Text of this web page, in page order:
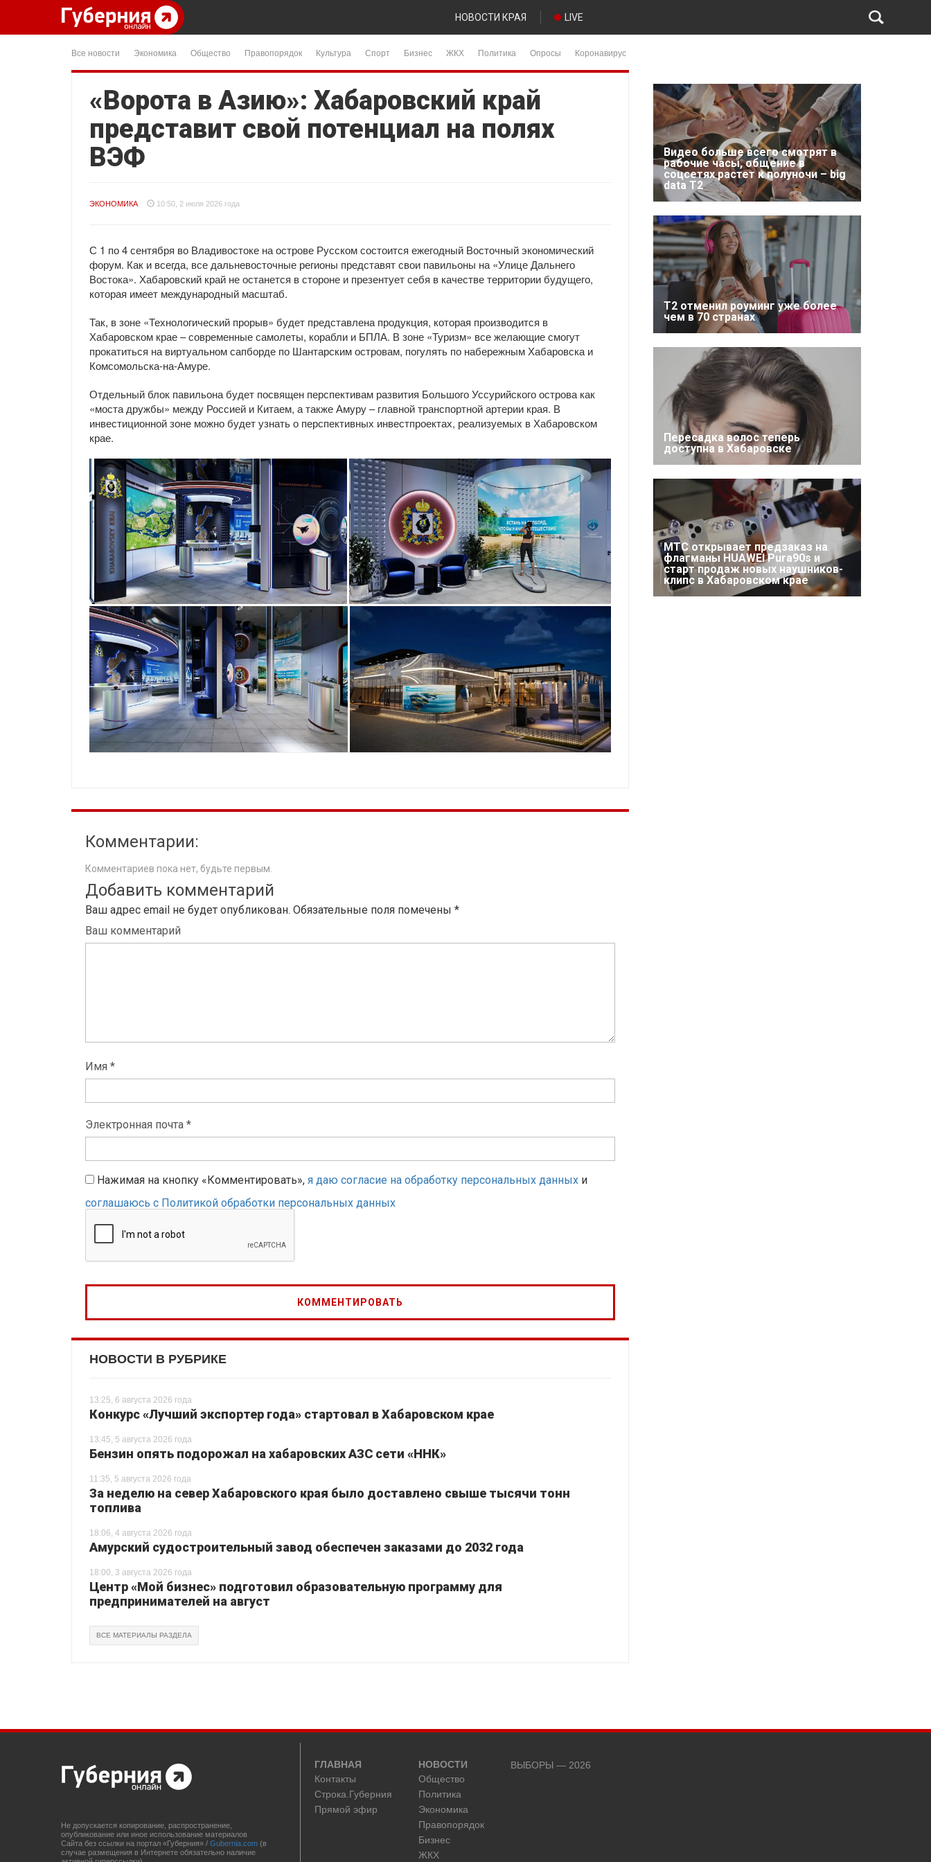
НОВОСТИ КРАЯ LIVE
Все новости Экономика Общество Правопорядок Культура Спорт Бизнес ЖКХ Политика Опросы Коронавирус
«Ворота в Азию»: Хабаровский край
представит свой потенциал на полях
ВЭФ
ЭКОНОМИКА 10:50, 2 июля 2026 года
С 1 по 4 сентября во Владивостоке на острове Русском состоится ежегодный Восточный экономический
форум. Как и всегда, все дальневосточные регионы представят свои павильоны на «Улице Дальнего
Востока». Хабаровский край не останется в стороне и презентует себя в качестве территории будущего,
которая имеет международный масштаб.
Так, в зоне «Технологический прорыв» будет представлена продукция, которая производится в
Хабаровском крае – современные самолеты, корабли и БПЛА. В зоне «Туризм» все желающие смогут
прокатиться на виртуальном сапборде по Шантарским островам, погулять по набережным Хабаровска и
Комсомольска-на-Амуре.
Отдельный блок павильона будет посвящен перспективам развития Большого Уссурийского острова как
«моста дружбы» между Россией и Китаем, а также Амуру – главной транспортной артерии края. В
инвестиционной зоне можно будет узнать о перспективных инвестпроектах, реализуемых в Хабаровском
крае.
Комментарии:
Комментариев пока нет, будьте первым.
Добавить комментарий
Ваш адрес email не будет опубликован. Обязательные поля помечены *
Ваш комментарий
Имя *
Электронная почта *
Нажимая на кнопку «Комментировать», я даю согласие на обработку персональных данных и
соглашаюсь с Политикой обработки персональных данных
НОВОСТИ В РУБРИКЕ
13:25, 6 августа 2026 года
Конкурс «Лучший экспортер года» стартовал в Хабаровском крае
13:45, 5 августа 2026 года
Бензин опять подорожал на хабаровских АЗС сети «ННК»
11:35, 5 августа 2026 года
За неделю на север Хабаровского края было доставлено свыше тысячи тонн
топлива
18:06, 4 августа 2026 года
Амурский судостроительный завод обеспечен заказами до 2032 года
18:00, 3 августа 2026 года
Центр «Мой бизнес» подготовил образовательную программу для
предпринимателей на август
ВСЕ МАТЕРИАЛЫ РАЗДЕЛА
Видео больше всего смотрят в
рабочие часы, общение в
соцсетях растет к полуночи – big
data T2
Т2 отменил роуминг уже более
чем в 70 странах
Пересадка волос теперь
доступна в Хабаровске
МТС открывает предзаказ на
флагманы HUAWEI Pura90s и
старт продаж новых наушников-
клипс в Хабаровском крае
Не допускается копирование, распространение,
опубликование или иное использование материалов
Сайта без ссылки на портал «Губерния» / Gubernia.com (в
случае размещения в Интернете обязательно наличие
ГЛАВНАЯ
Контакты
Строка.Губерния
Прямой эфир
НОВОСТИ
Общество
Политика
Экономика
Правопорядок
Бизнес
ЖКХ
ВЫБОРЫ — 2026